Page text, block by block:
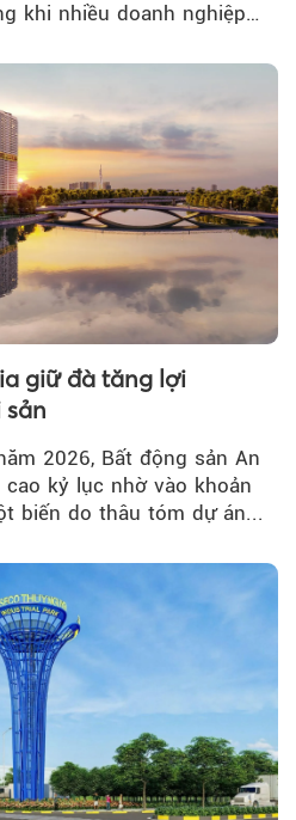
khi nhiều doanh nghiệp
giữ đà tăng lợi
2026, Bất động sản An
kỷ lục nhờ vào khoản
biến do thâu tóm dự án...